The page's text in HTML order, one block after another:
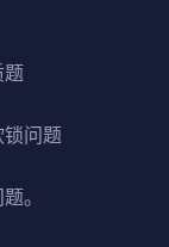
题
问题
。